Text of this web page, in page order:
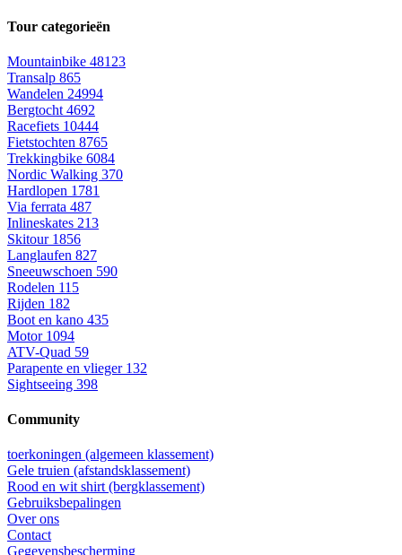
Tour categorieën
Mountainbike 48123
Transalp 865
Wandelen 24994
Bergtocht 4692
Racefiets 10444
Fietstochten 8765
Trekkingbike 6084
Nordic Walking 370
Hardlopen 1781
Via ferrata 487
Inlineskates 213
Skitour 1856
Langlaufen 827
Sneeuwschoen 590
Rodelen 115
Rijden 182
Boot en kano 435
Motor 1094
ATV-Quad 59
Parapente en vlieger 132
Sightseeing 398
Community
toerkoningen (algemeen klassement)
Gele truien (afstandsklassement)
Rood en wit shirt (bergklassement)
Gebruiksbepalingen
Over ons
Contact
Gegevensbescherming